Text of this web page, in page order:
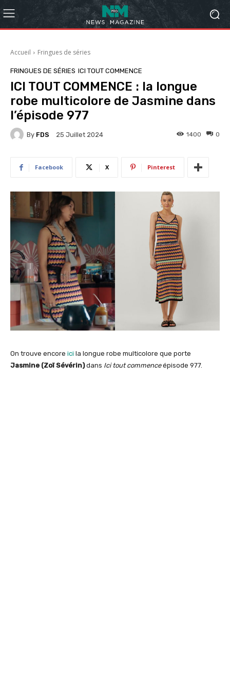
Accueil Fringues de séries
FRINGUES DE SÉRIES ICI TOUT COMMENCE
ICI TOUT COMMENCE : la longue
robe multicolore de Jasmine dans
l’épisode 977
By FDS 25 Juillet 2024 0
1400
Facebook X Pinterest
On trouve encore ici la longue robe multicolore que porte
Jasmine (Zoï Sévérin)dans Ici tout commenceépisode 977.